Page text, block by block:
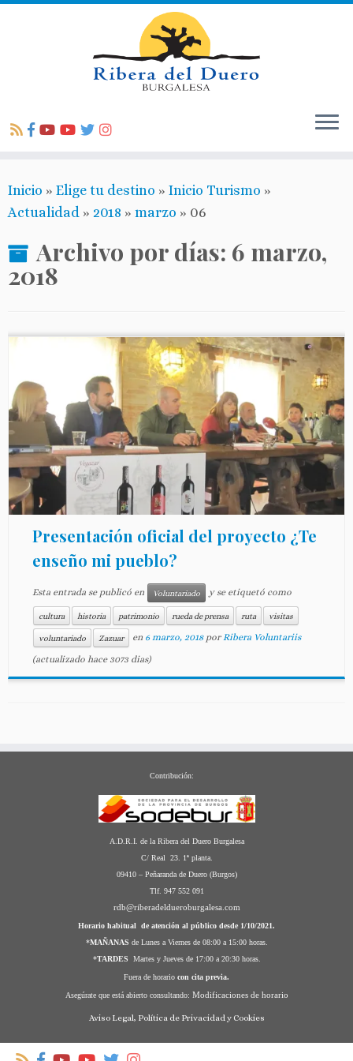
Inicio » Elige tu destino » Inicio Turismo »
Actualidad » 2018 » marzo » 06
Archivo por días: 6 marzo,
2018
Presentación oficial del proyecto ¿Te
enseño mi pueblo?
Esta entrada se publicó en Voluntariado y se etiquetó como
cultura historia patrimonio rueda de prensa ruta visitas
voluntariado Zazuar en 6 marzo, 2018 por Ribera Voluntariis
(actualizado hace 3073 dias)
Contribución:
A.D.R.I. de la Ribera del Duero Burgalesa
C/ Real 23. 1ª planta.
09410 – Peñaranda de Duero (Burgos)
Tlf. 947 552 091
rdb@riberadeldueroburgalesa.com
Horario habitual de atención al público desde 1/10/2021.
*MAÑANAS de Lunes a Viernes de 08:00 a 15:00 horas.
*TARDES Martes y Jueves de 17:00 a 20:30 horas.
Fuera de horario con cita previa.
Asegúrate que está abierto consultando: Modificaciones de horario
Aviso Legal, Política de Privacidad y Cookies